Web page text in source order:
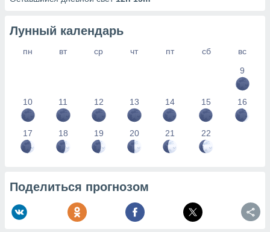
Лунный календарь
пн вт ср чт пт сб
вс
9
10 11 12 13 14 15 16
17 18 19 20 21 22
Поделиться прогнозом